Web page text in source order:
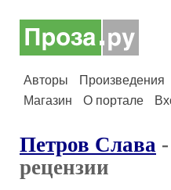
Авторы Произведения
Магазин
О портале
Петров Слава
рецензии